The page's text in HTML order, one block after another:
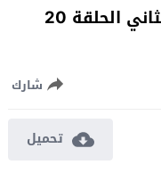
الحلقة 20
شارك
تحميل